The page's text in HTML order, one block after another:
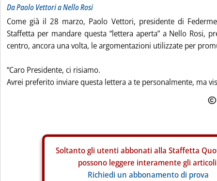
Da Paolo Vettori a Nello Rosi
Come già il 28 marzo, Paolo Vettori, presidente di
Staffetta per mandare questa “lettera aperta” a Nello Rosi,
centro, ancora una volta, le argomentazioni utilizzate per
“Caro Presidente, ci risiamo.
Avrei preferito inviare questa lettera a te personalmente, ma
Soltanto gli utenti abbonati alla Staffetta
possono leggere interamente gli
Richiedi un abbonamento di prova